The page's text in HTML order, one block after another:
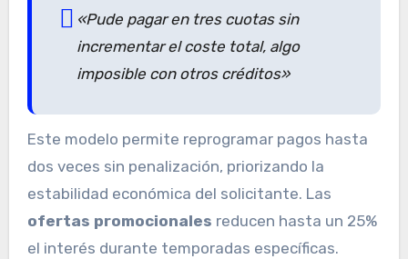
«Pude pagar en tres cuotas sin
incrementar el coste total, algo
imposible con otros créditos»
Este modelo permite reprogramar pagos hasta
dos veces sin penalización, priorizando la
estabilidad económica del solicitante. Las
ofertas promocionales reducen hasta un 25%
el interés durante temporadas específicas.